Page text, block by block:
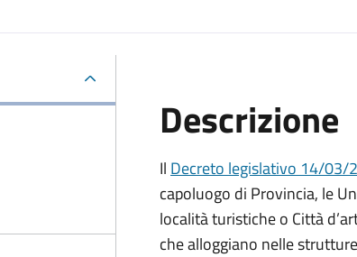
Descrizione
Il Decreto legislativo 14/03/
capoluogo di Provincia, le
località turistiche o Città
che alloggiano nelle